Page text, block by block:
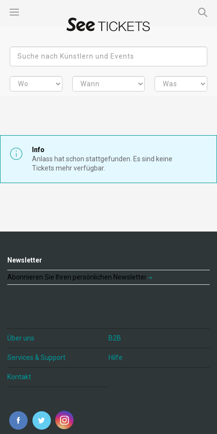
Info
Anlass hat schon stattgefunden. Es sind keine
Tickets mehr verfügbar.
Newsletter
Abonnieren Sie Ihren persönlichen Newsletter
Über uns B2B
Services & Support Hilfe
Kontakt